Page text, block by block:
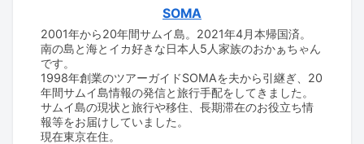
SOMA
2001年から20年間サムイ島。2021年4月本帰国済。
南の島と海とイカ好きな日本人5人家族のおかぁちゃん
です。
1998年創業のツアーガイドSOMAを夫から引継ぎ、20
年間サムイ島情報の発信と旅行手配をしてきました。
サムイ島の現状と旅行や移住、長期滞在のお役立ち情
報等をお届けしていました。
現在東京在住。